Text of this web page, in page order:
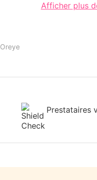
Afficher plus
Oreye
Prestataires